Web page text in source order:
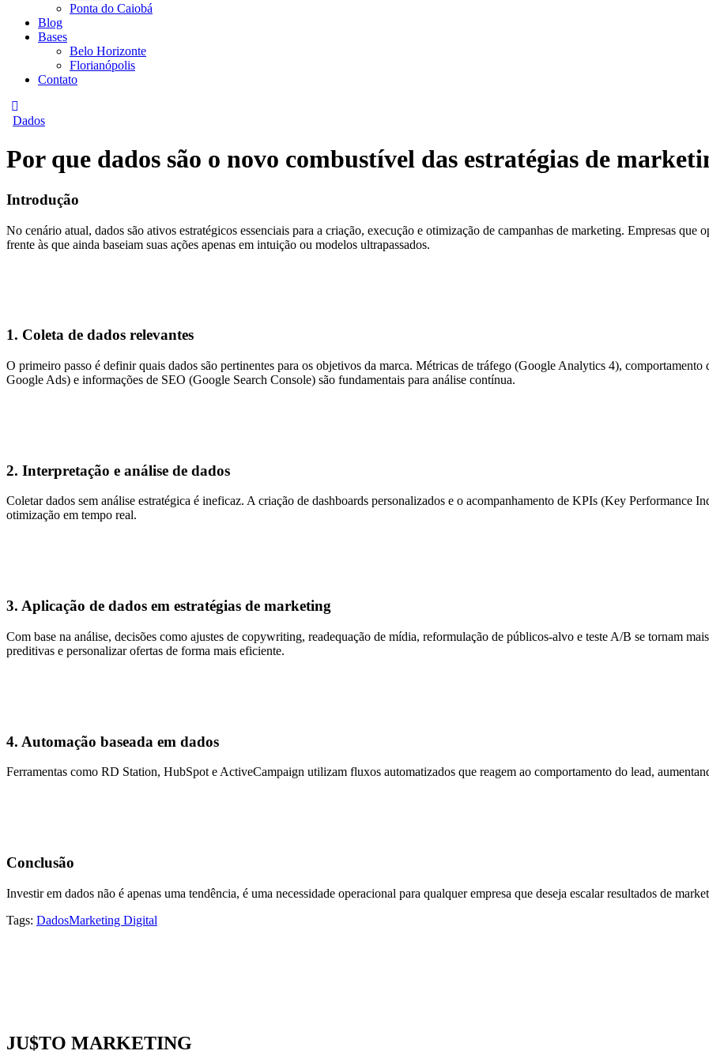
Ponta do Caiobá
Blog
Bases
Belo Horizonte
Florianópolis
Contato
Dados
Por que dados são o novo combustível das estratégias de
Introdução
No cenário atual, dados são ativos estratégicos essenciais para a criação, execução e otimização de campanhas de marketing. Empresas que
frente às que ainda baseiam suas ações apenas em intuição ou modelos ultrapassados.
1. Coleta de dados relevantes
O primeiro passo é definir quais dados são pertinentes para os objetivos da marca. Métricas de tráfego (Google Analytics 4),
Google Ads) e informações de SEO (Google Search Console) são fundamentais para análise contínua.
2. Interpretação e análise de dados
Coletar dados sem análise estratégica é ineficaz. A criação de dashboards personalizados e o acompanhamento de KPIs (Key Performance
otimização em tempo real.
3. Aplicação de dados em estratégias de marketing
Com base na análise, decisões como ajustes de copywriting, readequação de mídia, reformulação de públicos-alvo e teste A/B se tornam
preditivas e personalizar ofertas de forma mais eficiente.
4. Automação baseada em dados
Ferramentas como RD Station, HubSpot e ActiveCampaign utilizam fluxos automatizados que reagem ao comportamento do lead,
Conclusão
Investir em dados não é apenas uma tendência, é uma necessidade operacional para qualquer empresa que deseja escalar resultados de
Tags: DadosMarketing Digital
JU$TO MARKETING